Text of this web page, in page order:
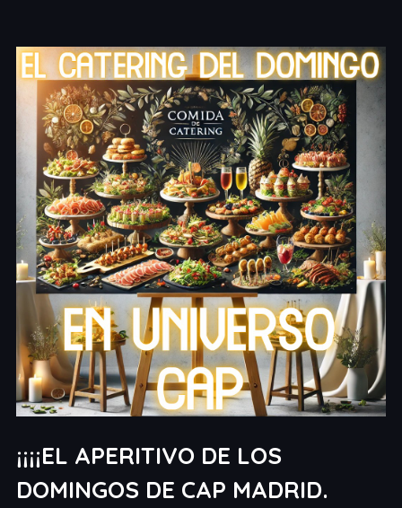
¡¡¡¡EL APERITIVO DE LOS
DOMINGOS DE CAP MADRID.